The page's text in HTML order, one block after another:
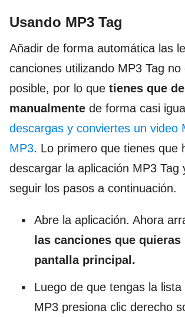
Usando MP3 Tag
Añadir de forma automática las
canciones utilizando MP3 Tag no
posible, por lo que tienes que
manualmente de forma casi
descargas y conviertes un video
MP3. Lo primero que tienes que
descargar la aplicación MP3 Tag
seguir los pasos a continuación.
Abre la aplicación. Ahora
las canciones que quieras
pantalla principal.
Luego de que tengas la
MP3 presiona clic derecho